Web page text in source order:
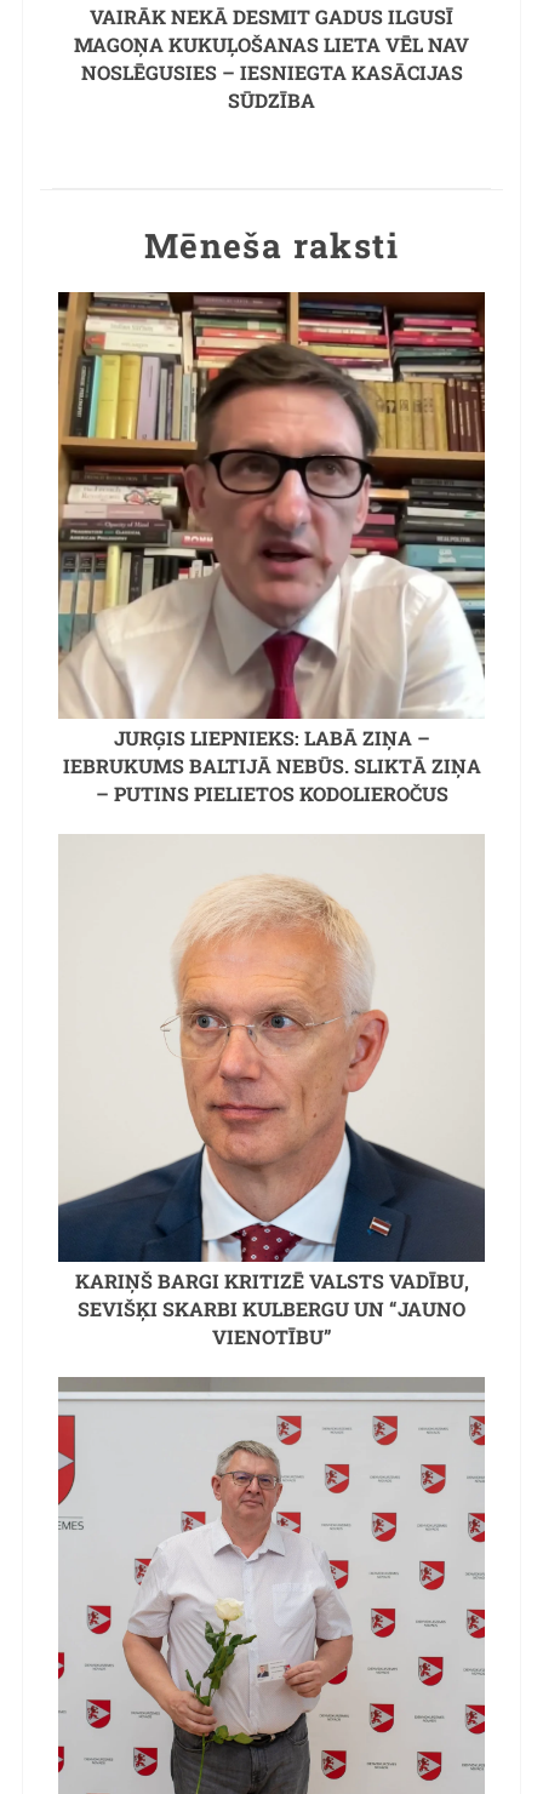
VAIRĀK NEKĀ DESMIT GADUS ILGUSĪ
MAGOŅA KUKUĻOŠANAS LIETA VĒL NAV
NOSLĒGUSIES – IESNIEGTA KASĀCIJAS
SŪDZĪBA
Mēneša raksti
JURĢIS LIEPNIEKS: LABĀ ZIŅA –
IEBRUKUMS BALTIJĀ NEBŪS. SLIKTĀ ZIŅA
– PUTINS PIELIETOS KODOLIEROČUS
KARIŅŠ BARGI KRITIZĒ VALSTS VADĪBU,
SEVIŠĶI SKARBI KULBERGU UN “JAUNO
VIENOTĪBU”